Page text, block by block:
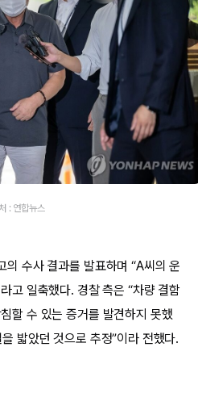
: 연합뉴스
의 수사 결과를 발표하며 “A씨의 운
고 일축했다. 경찰 측은 “차량 결함
할 수 있는 증거를 발견하지 못했
밟았던 것으로 추정”이라 전했다.